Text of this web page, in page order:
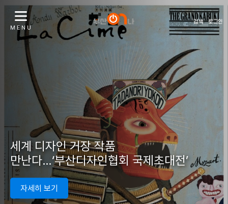
M E N U
검색 로그인
세계 콩쿠르에서 빛난 연주자들, 서부산으로
집결
자세히 보기
민주공원 ‘공원춤판 탈+춤’ 20년째 무대
자세히 보기
신세계 센텀시티서 4일부터 청년아트페어
자세히 보기
세계 디자인 거장 작품
만난다…‘부산디자인협회 국제초대전’
자세히 보기
‘밤바람 맞으며 듣는 세계적 오케스트라’
2026 부산국제영상음악제 개막
자세히 보기